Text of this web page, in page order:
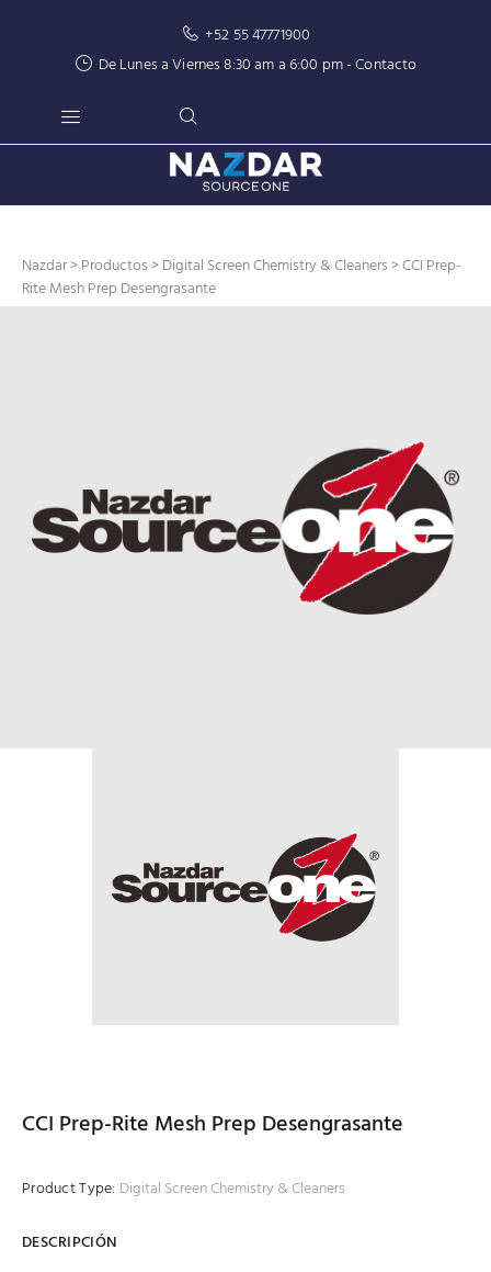
+52 55 47771900
De Lunes a Viernes 8:30 am a 6:00 pm -Contacto
Nazdar>Productos>Digital Screen Chemistry & Cleaners> CCI Prep-
Rite Mesh Prep Desengrasante
CCI Prep-Rite Mesh Prep Desengrasante
Product Type: Digital Screen Chemistry & Cleaners
DESCRIPCIÓN